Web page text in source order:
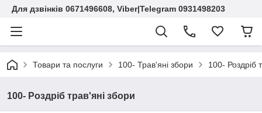
Для дзвінків 0671496608, Viber|Telegram 0931498203
Товари та послуги 100- Трав'яні збори 100- Роздріб
100- Роздріб трав'яні збори